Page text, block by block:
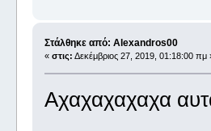
Στάλθηκε από: Alexandros00
« στις: Δεκέμβριος 27, 2019, 01:18:00 πμ
Αχαχαχαχαχα